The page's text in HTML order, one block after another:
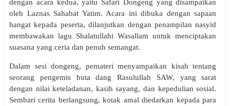
dengan acara kedua, yaitu Safari Dongeng yang disampaikan
oleh Laznas Sahabat Yatim. Acara ini dibuka dengan sapaan
hangat kepada peserta, dilanjutkan dengan penampilan nasyid
membawakan lagu Shalatullahi Wasallam untuk menciptakan
suasana yang ceria dan penuh semangat.
Dalam sesi dongeng, pemateri menyampaikan kisah tentang
seorang pengemis buta dang Rasulullah SAW, yang sarat
dengan nilai keteladanan, kasih sayang, dan kepedulian sosial.
Sembari cerita berlangsung, kotak amal diedarkan kepada para